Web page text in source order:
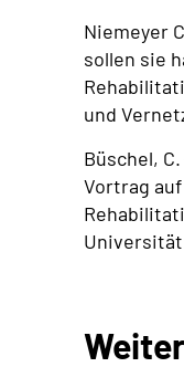
Niemeyer
sollen sie
und
Büschel,
Vortrag